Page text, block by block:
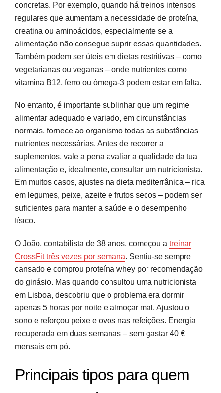
concretas. Por exemplo, quando há treinos intensos
regulares que aumentam a necessidade de proteína,
creatina ou aminoácidos, especialmente se a
alimentação não consegue suprir essas quantidades.
Também podem ser úteis em dietas restritivas – como
vegetarianas ou veganas – onde nutrientes como
vitamina B12, ferro ou ómega-3 podem estar em falta.
No entanto, é importante sublinhar que um regime
alimentar adequado e variado, em circunstâncias
normais, fornece ao organismo todas as substâncias
nutrientes necessárias. Antes de recorrer a
suplementos, vale a pena avaliar a qualidade da tua
alimentação e, idealmente, consultar um nutricionista.
Em muitos casos, ajustes na dieta mediterrânica – rica
em legumes, peixe, azeite e frutos secos – podem ser
suficientes para manter a saúde e o desempenho
físico.
O João, contabilista de 38 anos, começou a treinar
CrossFit três vezes por semana. Sentiu-se sempre
cansado e comprou proteína whey por recomendação
do ginásio. Mas quando consultou uma nutricionista
em Lisboa, descobriu que o problema era dormir
apenas 5 horas por noite e almoçar mal. Ajustou o
sono e reforçou peixe e ovos nas refeições. Energia
recuperada em duas semanas – sem gastar 40 €
mensais em pó.
Principais tipos para quem